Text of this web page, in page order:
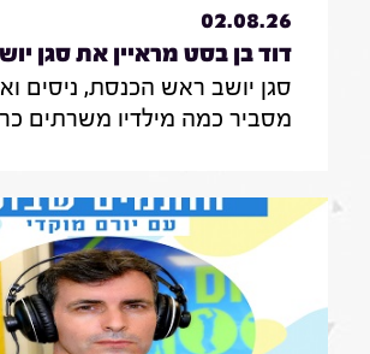
02.08.26
דוד בן בסט מראיין את סגן
הכנסת, ניסים ואטורי|31.7.26
סגן יושב ראש הכנסת, ניסים
מסביר כמה מילדיו משרתים
מעצרים של משתמטים חרדים
הוא רוצה להיות בממשלה